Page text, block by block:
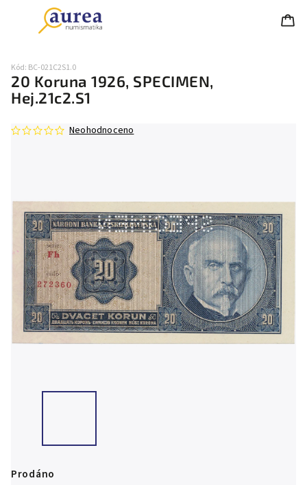
20 Koruna 1926, SPECIMEN,
Hej.21c2.S1
Kód: BC-021C2S1.0
Neohodnoceno
Prodáno